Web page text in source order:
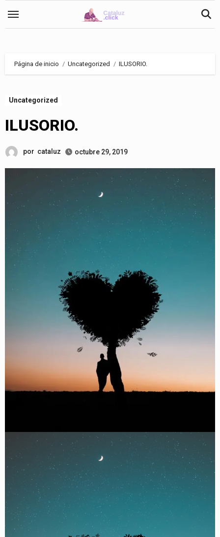
Página de inicio Uncategorized ILUSORIO.
Uncategorized
ILUSORIO.
por cataluz octubre 29, 2019